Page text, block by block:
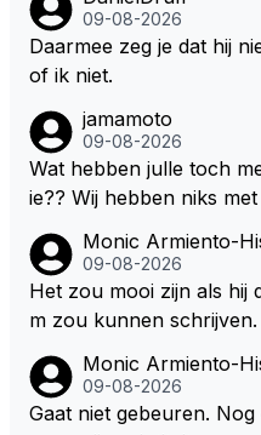
zitten. Om die reden is
e hoort soms ook wel
n sparen als de race
door die 1 liter te
e ronden achter SC niet mee
SC moet er na afloop
09-08-2026
Daarmee zeg je dat hij
of ik niet.
jamamoto
09-08-2026
Wat hebben julle toch
ie?? Wij hebben niks
Monic Armiento-
09-08-2026
Het zou mooi zijn als hij
m zou kunnen schrijven.
Monic Armiento-
09-08-2026
Gaat niet gebeuren.